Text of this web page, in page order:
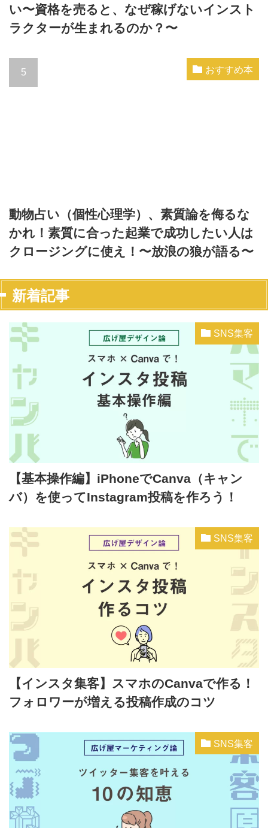
い〜資格を売ると、なぜ稼げないインスト
ラクターが生まれるのか？〜
おすすめ本
動物占い（個性心理学）、素質論を侮るな
かれ！素質に合った起業で成功したい人は
クロージングに使え！〜放浪の狼が語る〜
新着記事
SNS集客
【基本操作編】iPhoneでCanva（キャン
バ）を使ってInstagram投稿を作ろう！
SNS集客
【インスタ集客】スマホのCanvaで作る！
フォロワーが増える投稿作成のコツ
SNS集客